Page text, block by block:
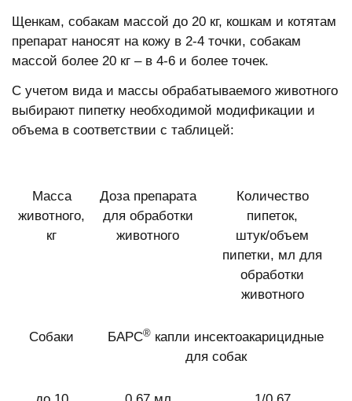
Щенкам, собакам массой до 20 кг, кошкам и котятам
препарат наносят на кожу в 2-4 точки, собакам
массой более 20 кг – в 4-6 и более точек.
С учетом вида и массы обрабатываемого животного
выбирают пипетку необходимой модификации и
объема в соответствии с таблицей:
Масса
животного,
кг
Доза препарата
для обработки
животного
Количество
пипеток,
штук/объем
пипетки, мл для
обработки
животного
Собаки БАРС® капли инсектоакарицидные
для собак